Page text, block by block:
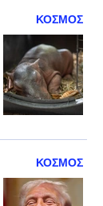
ΚΟΣΜΟΣ
ΚΟΣΜΟΣ